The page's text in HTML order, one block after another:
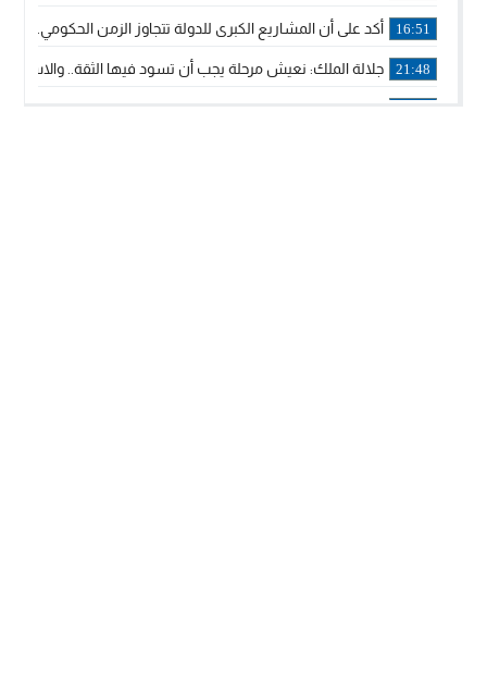
16:51 أكد على أن المشاريع الكبرى للدولة تتجاوز الزمن الحكومي..
21:48 جلالة الملك: نعيش مرحلة يجب أن تسود فيها الثقة..